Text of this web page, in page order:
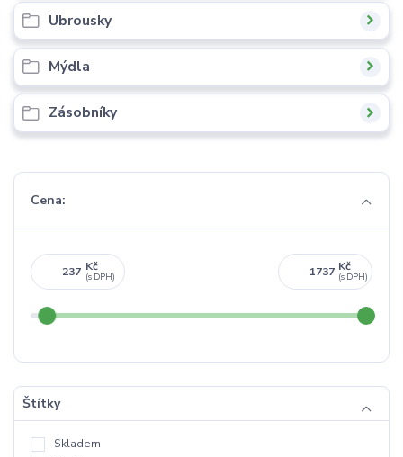
Ubrousky
Mýdla
Zásobníky
Cena:
Kč Kč
Štítky
Skladem